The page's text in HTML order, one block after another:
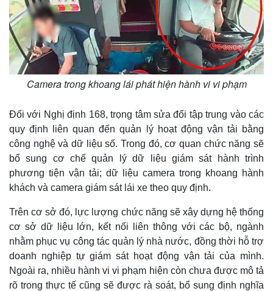
Camera trong khoang lái phát hiện hành vi vi phạm
Đối với Nghị định 168, trọng tâm sửa đổi tập trung vào các
quy định liên quan đến quản lý hoạt động vận tải bằng
công nghệ và dữ liệu số. Trong đó, cơ quan chức năng sẽ
bổ sung cơ chế quản lý dữ liệu giám sát hành trình
phương tiện vận tải; dữ liệu camera trong khoang hành
khách và camera giám sát lái xe theo quy định.
Trên cơ sở đó, lực lượng chức năng sẽ xây dựng hệ thống
cơ sở dữ liệu lớn, kết nối liên thông với các bộ, ngành
nhằm phục vụ công tác quản lý nhà nước, đồng thời hỗ trợ
doanh nghiệp tự giám sát hoạt động vận tải của mình.
Ngoài ra, nhiều hành vi vi phạm hiện còn chưa được mô tả
rõ trong thực tế cũng sẽ được rà soát, bổ sung định nghĩa